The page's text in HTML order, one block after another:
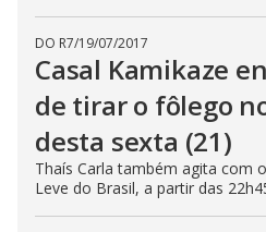
DO R7/19/07/2017
Casal Kamikaze
de tirar o fôlego
desta sexta (21)
Thaís Carla também agita com
Leve do Brasil, a partir das